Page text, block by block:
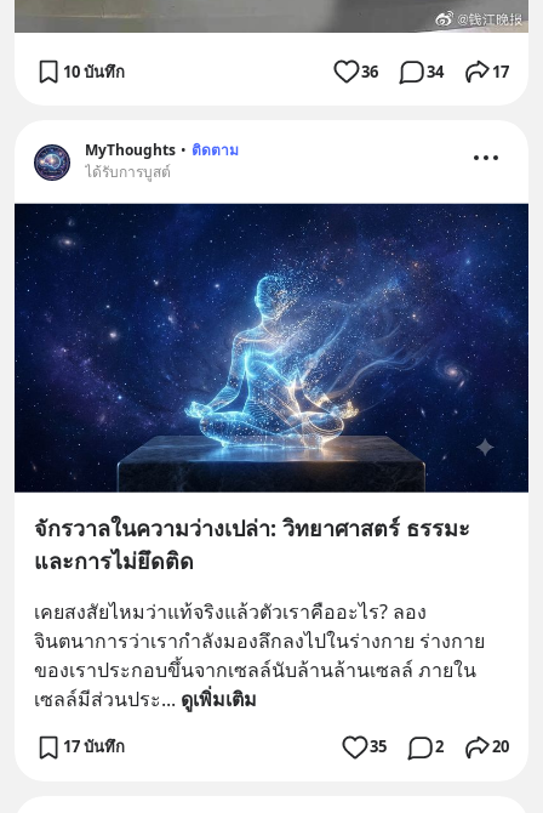
10 บันทึก 36 34 17
MyThoughts • ติดตาม
ได้รับการบูสต์
จักรวาลในความว่างเปล่า: วิทยาศาสตร์ ธรรมะ
และการไม่ยึดติด
เคยสงสัยไหมว่าแท้จริงแล้วตัวเราคืออะไร? ลอง
จินตนาการว่าเรากำลังมองลึกลงไปในร่างกาย ร่างกาย
ของเราประกอบขึ้นจากเซลล์นับล้านล้านเซลล์ ภายใน
เซลล์มีส่วนประ... ดูเพิ่มเติม
17 บันทึก 35 2 20